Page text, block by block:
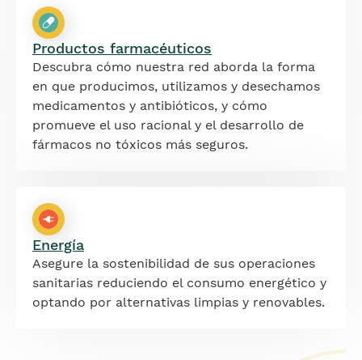
Productos farmacéuticos
Descubra cómo nuestra red aborda la forma
en que producimos, utilizamos y desechamos
medicamentos y antibióticos, y cómo
promueve el uso racional y el desarrollo de
fármacos no tóxicos más seguros.
Energía
Asegure la sostenibilidad de sus operaciones
sanitarias reduciendo el consumo energético y
optando por alternativas limpias y renovables.